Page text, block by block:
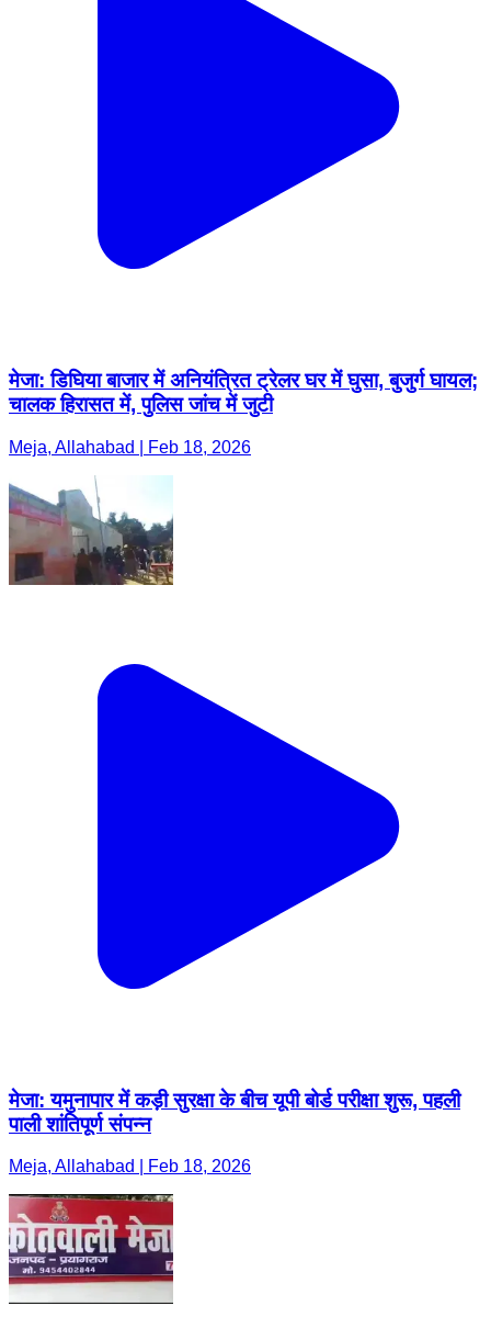
मेजा: डिघिया बाजार में अनियंत्रित ट्रेलर घर में घुसा, बुजुर्ग घायल;
चालक हिरासत में, पुलिस जांच में जुटी
Meja, Allahabad | Feb 18, 2026
मेजा: यमुनापार में कड़ी सुरक्षा के बीच यूपी बोर्ड परीक्षा शुरू, पहली
पाली शांतिपूर्ण संपन्न
Meja, Allahabad | Feb 18, 2026